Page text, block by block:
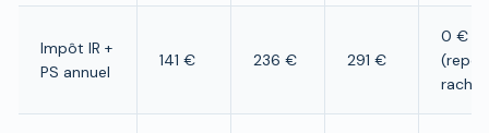
Impôt IR +
PS annuel
141 € 236 € 291 €
0 €